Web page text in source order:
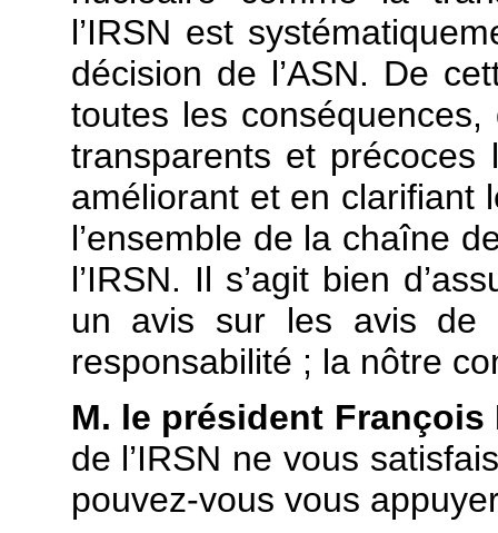
l’IRSN est
décision de l’ASN. De
toutes les
transparents et précoces
améliorant et en clarifiant
l’ensemble de la chaîne
l’IRSN. Il s’agit bien
un avis sur les avis de
responsabilité ; la nôtre
M. le président
de l’IRSN ne vous
pouvez-vous vous